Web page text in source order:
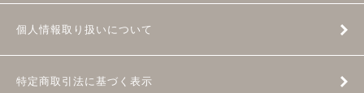
個人情報取り扱いについて
特定商取引法に基づく表示